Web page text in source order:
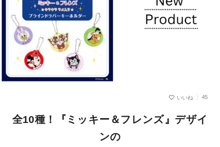
45
全10種！『ミッキー＆フレンズ』デザイ
ンの